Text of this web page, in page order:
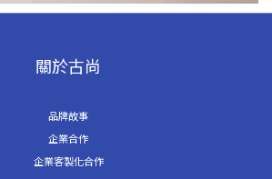
關於古尚
品牌故事
企業合作
企業客製化合作